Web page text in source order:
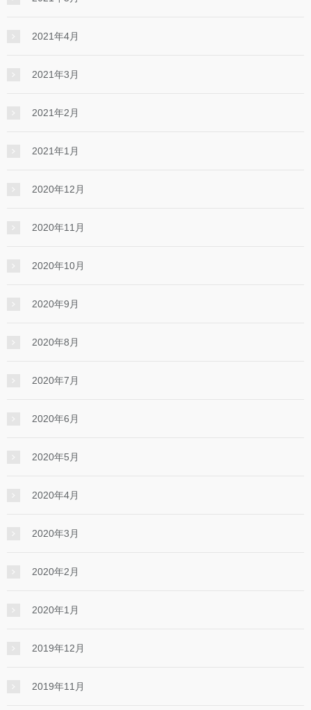
2021年4月
2021年3月
2021年2月
2021年1月
2020年12月
2020年11月
2020年10月
2020年9月
2020年8月
2020年7月
2020年6月
2020年5月
2020年4月
2020年3月
2020年2月
2020年1月
2019年12月
2019年11月